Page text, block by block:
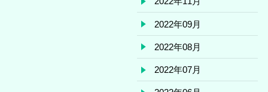
2022年09月
2022年08月
2022年07月